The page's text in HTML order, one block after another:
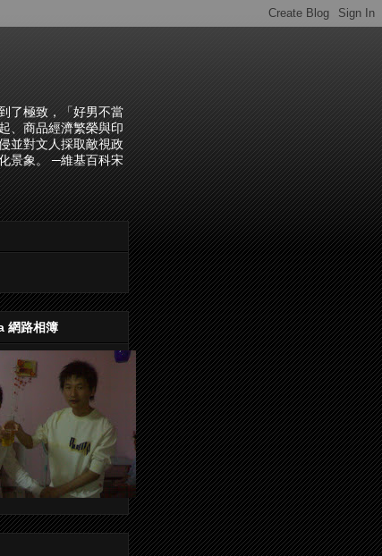
了極致，「好男不當
、商品經濟繁榮與印
並對文人採取敵視政
景象。 ─維基百科宋
網路相簿